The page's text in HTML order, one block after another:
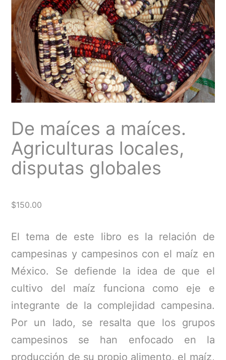
De maíces a maíces.
Agriculturas locales,
disputas globales
$150.00
El tema de este libro es la relación de
campesinas y campesinos con el maíz en
México. Se defiende la idea de que el
cultivo del maíz funciona como eje e
integrante de la complejidad campesina.
Por un lado, se resalta que los grupos
campesinos se han enfocado en la
producción de su propio alimento, el maíz,